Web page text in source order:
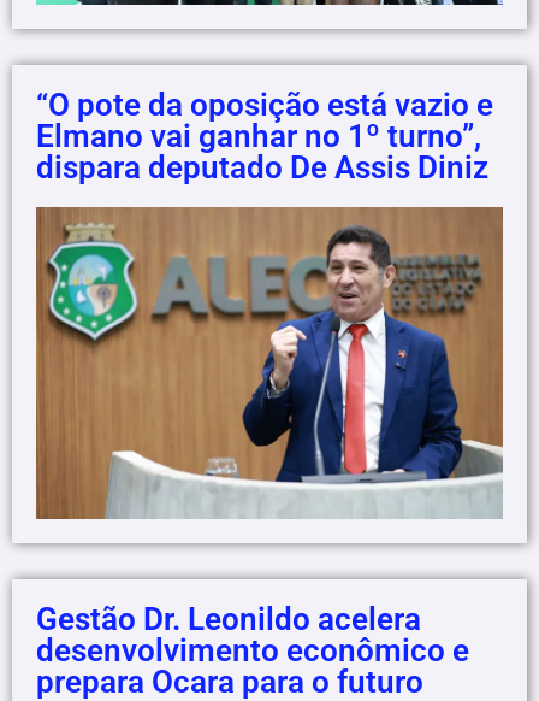
“O pote da oposição está vazio e
Elmano vai ganhar no 1º turno”,
dispara deputado De Assis Diniz
Gestão Dr. Leonildo acelera
desenvolvimento econômico e
prepara Ocara para o futuro